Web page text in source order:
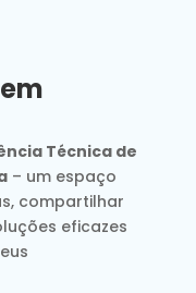
Técnica de
– um espaço
compartilhar
eficazes